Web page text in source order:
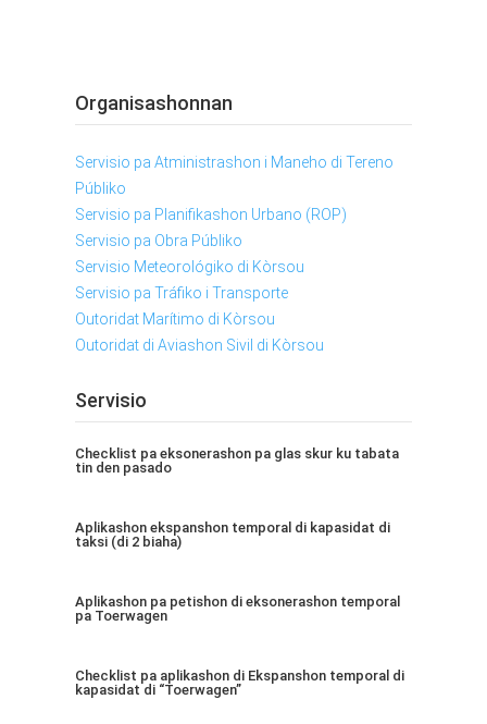
Organisashonnan
Servisio pa Atministrashon i Maneho di Tereno
Públiko
Servisio pa Planifikashon Urbano (ROP)
Servisio pa Obra Públiko
Servisio Meteorológiko di Kòrsou
Servisio pa Tráfiko i Transporte
Outoridat Marítimo di Kòrsou
Outoridat di Aviashon Sivil di Kòrsou
Servisio
Checklist pa eksonerashon pa glas skur ku tabata
tin den pasado
Aplikashon ekspanshon temporal di kapasidat di
taksi (di 2 biaha)
Aplikashon pa petishon di eksonerashon temporal
pa Toerwagen
Checklist pa aplikashon di Ekspanshon temporal di
kapasidat di “Toerwagen”